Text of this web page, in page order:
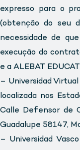
expresso para o
(obtenção do seu
necessidade de
execução do
e a ALEBAT
– Universidad
localizada nos
Calle Defensor de
Guadalupe 58147,
– Universidad